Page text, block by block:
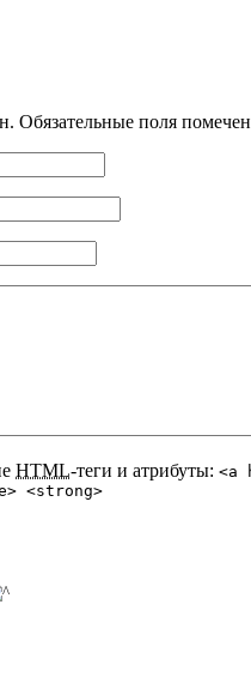
Обязательные поля
HTML-теги и атрибуты: <a
<strong>